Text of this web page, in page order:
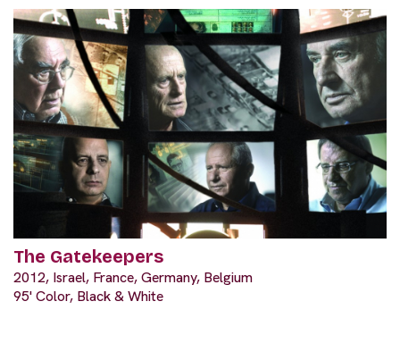
The Gatekeepers
2012, Israel, France, Germany, Belgium
95' Color, Black & White